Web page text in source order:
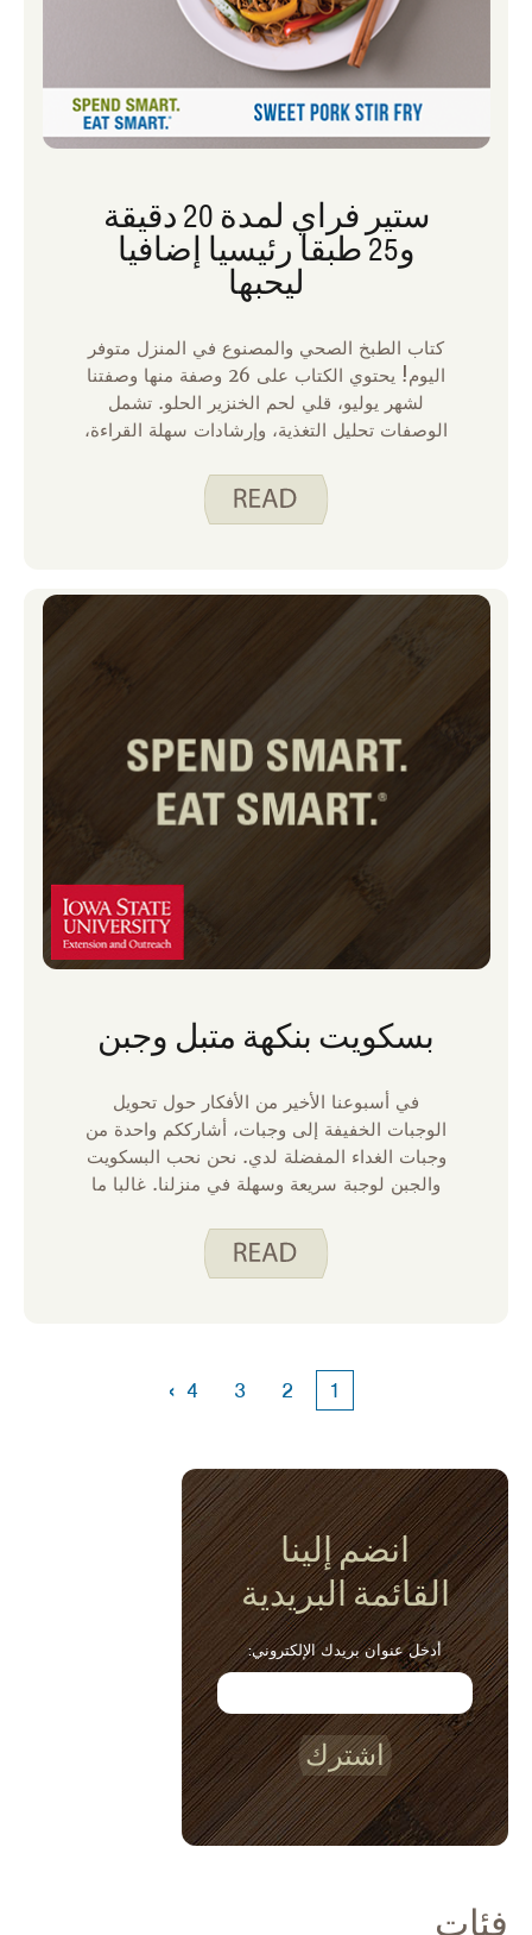
ستير فراي لمدة 20 دقيقة
و25 طبقا رئيسيا إضافيا
ليحبها
كتاب الطبخ الصحي والمصنوع في المنزل متوفر
اليوم! يحتوي الكتاب على 26 وصفة منها وصفتنا
لشهر يوليو، قلي لحم الخنزير الحلو. تشمل
الوصفات تحليل التغذية، وإرشادات سهلة القراءة،
وذوي الخبرة. يحتوي على بعض الأدوات المفيدة
لجعل الطهي بسيطا، منها:
بسكويت بنكهة متبل وجبن
في أسبوعنا الأخير من الأفكار حول تحويل
الوجبات الخفيفة إلى وجبات، أشارككم واحدة من
وجبات الغداء المفضلة لدي. نحن نحب البسكويت
والجبن لوجبة سريعة وسهلة في منزلنا. غالبا ما
وجبن السويس في ثلاجتنا حتى نتمكن من تقطيعها
للوجبة عندما لا نشعر بالرغبة في الطهي أو عندما
1
2
3
4
›
انضم إلينا
القائمة البريدية
أدخل عنوان بريدك الإلكتروني:
اشترك
فئات